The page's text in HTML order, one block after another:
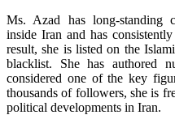
Ms. Azad has long-standing
inside Iran and has
result, she is listed on the
blacklist. She has authored
considered one of the key
thousands of followers, she is
political developments in Iran.